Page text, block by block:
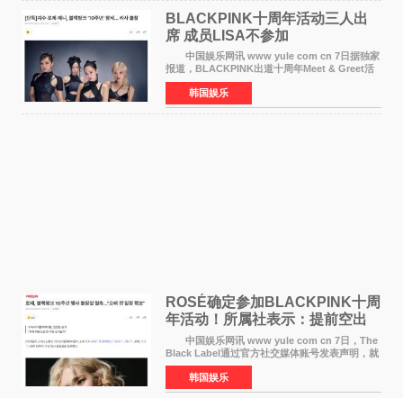
BLACKPINK十周年活动三人出
席 成员LISA不参加
中国娱乐网讯 www yule com cn 7日据独家
报道，BLACKPINK出道十周年Meet & Greet活
动将由智秀、ROS&Eacute;、JENNIE出席，
LISA将缺席。 此前BLACKPINK所属社YG并
未为组合出道十周年做
韩国娱乐
ROSÉ确定参加BLACKPINK十周
年活动！所属社表示：提前空出
了时间
中国娱乐网讯 www yule com cn 7日，The
Black Label通过官方社交媒体账号发表声明，就
近期网络上关于ROS&Eacute;个人行程及是否参
加BLACKPINK出道纪念活动的种种猜测作出正
式回应。 Th
韩国娱乐